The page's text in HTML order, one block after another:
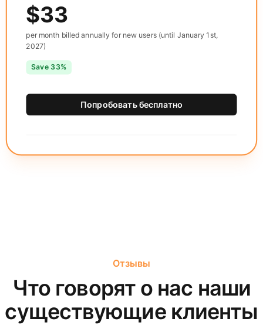
$33
per month billed annually for new users (until January 1st,
2027)
Save 33%
Попробовать бесплатно
Отзывы
Что говорят о нас наши
существующие клиенты